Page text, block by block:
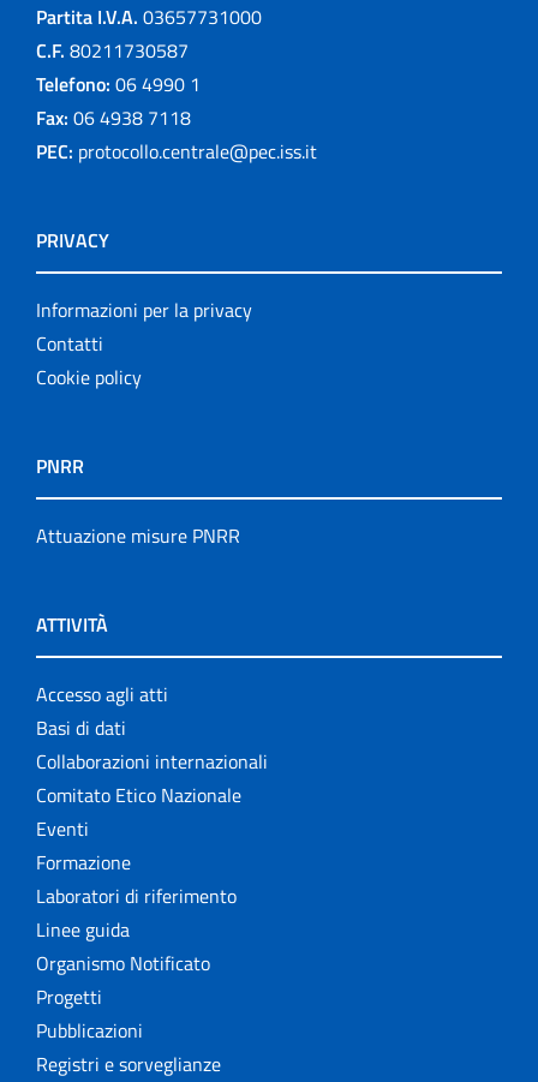
Partita I.V.A. 03657731000
C.F. 80211730587
Telefono: 06 4990 1
Fax: 06 4938 7118
PEC: protocollo.centrale@pec.iss.it
PRIVACY
Informazioni per la privacy
Contatti
Cookie policy
PNRR
Attuazione misure PNRR
ATTIVITÀ
Accesso agli atti
Basi di dati
Collaborazioni internazionali
Comitato Etico Nazionale
Eventi
Formazione
Laboratori di riferimento
Linee guida
Organismo Notificato
Progetti
Pubblicazioni
Registri e sorveglianze